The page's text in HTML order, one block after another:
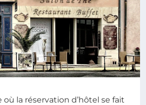
la réservation d’hôtel se fait